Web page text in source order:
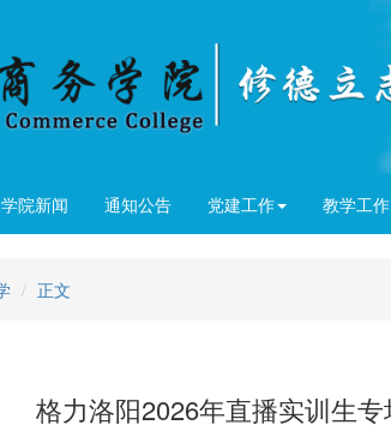
学院新闻 通知公告 党建工作 教学工作
正文
格力洛阳2026年直播实训生